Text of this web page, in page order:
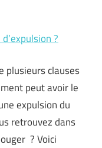
?
plusieurs clauses
peut avoir le
expulsion du
retrouvez dans
? Voici